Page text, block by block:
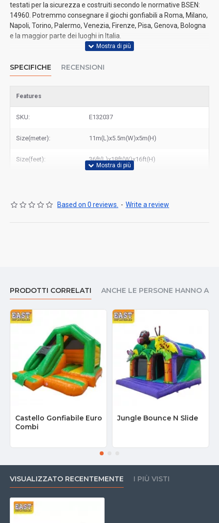
testati per la sicurezza e costruiti secondo le normative BSEN:
14960. Potremmo consegnare il giochi gonfiabili a Roma, Milano,
Napoli, Torino, Palermo, Venezia, Firenze, Pisa, Genova, Bologna
e la maggior parte dei luoghi in Italia.
SPECIFICHE RECENSIONI
Features
SKU: E132037
Size(meter): 11m(L)x5.5m(W)x5m(H)
Size(feet): 36ft(L)x18ft(W)x16ft(H)
Based on 0 reviews. - Write a review
PRODOTTI CORRELATI ANCHE LE PERSONE HANNO
Castello Gonfiabile Euro
Combi
Jungle Bounce N Slide
VISUALIZZATO RECENTEMENTE I PIÙ VISTI